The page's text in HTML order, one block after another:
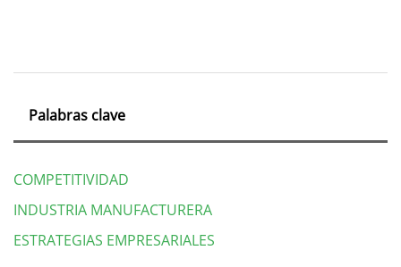
Palabras clave
COMPETITIVIDAD
INDUSTRIA MANUFACTURERA
ESTRATEGIAS EMPRESARIALES